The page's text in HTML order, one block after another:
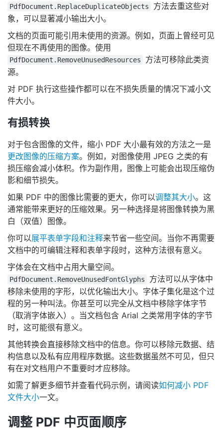
PdfDocument.ReplaceDuplicateObjects
方法去重这些对
象，可以显著减小输出大小。
文档的页面可能引用未使用的资源。例如，页面上曾经可见
但现在不再使用的图像。使用
PdfDocument.RemoveUnusedResources
方法可移除此类资
源。
对 PDF 执行这些操作都可以在不损失质量的情况下减小文
件大小。
有损转换
对于包含图像的文件，缩小 PDF 大小最有效的方法之一是
更改图像的压缩方案。例如，对图像使用 JPEG 之类的有
损压缩会减小体积。作为副作用，图像上可能会出现压缩伪
影和细节损失。
如果 PDF 中的图像比需要的更大，你可以调整其大小。这
通常能带来更好的压缩效果。另一种选择是将图像转换为黑
白（双值）图像。
你可以展平表单字段和注释来节省一些空间。当你不再需要
文档中的可编辑注释和表单字段时，这种方法很有意义。
字体会在文档中占用大量空间。
PdfDocument.RemoveUnusedFontGlyphs
方法可以从字体中
移除未使用的字形，以优化输出大小。字体子集化是这个过
程的另一种叫法。你甚至可以完全从文档中移除字体字节
（取消字体嵌入）。当文档包含 Arial 之类常用字体的字节
时，这可能很有意义。
其他转换会直接移除文档中的信息。你可以移除元数据、结
构信息以及私有应用程序数据。这些数据虽然不可见，但只
有在对文档用户不重要时才应移除。
如需了解更多细节并查看代码示例，请阅读如何减小 PDF
文件大小一文。
调整 PDF 中页面顺序